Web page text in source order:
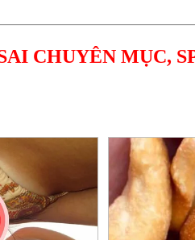
CHUYÊN MỤC,